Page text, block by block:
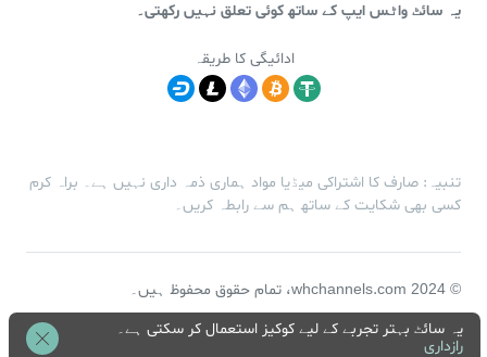
یہ سائٹ واٹس ایپ کے ساتھ کوئی تعلق نہیں رکھتی۔
ادائیگی کا طریقہ
تنبیہ: صارف کا اشتراکی میڈیا مواد ہماری ذمہ داری نہیں ہے۔ براہ کرم
کسی بھی شکایت کے ساتھ ہم سے رابطہ کریں۔
© 2024 whchannels.com، تمام حقوق محفوظ ہیں۔
یہ سائٹ بہتر تجربے کے لیے کوکیز استعمال کر سکتی ہے۔
رازداری